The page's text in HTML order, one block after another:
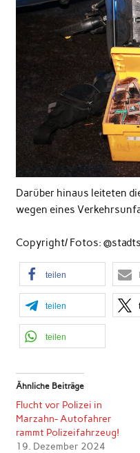
Darüber hinaus leiteten
wegen eines
Copyright/ Fotos:
teilen
teilen
teilen
Ähnliche Beiträge
Flucht vor Polizei in
Marzahn- Autofahrer
rammt Polizeifahrzeug!
19. Dezember 2024